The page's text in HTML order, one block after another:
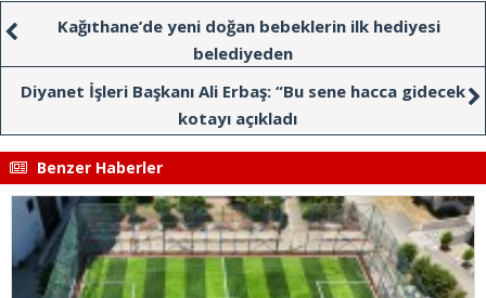
Kağıthane’de yeni doğan bebeklerin ilk hediyesi
belediyeden
Diyanet İşleri Başkanı Ali Erbaş: “Bu sene hacca gidecek
kotayı açıkladı
Benzer Haberler